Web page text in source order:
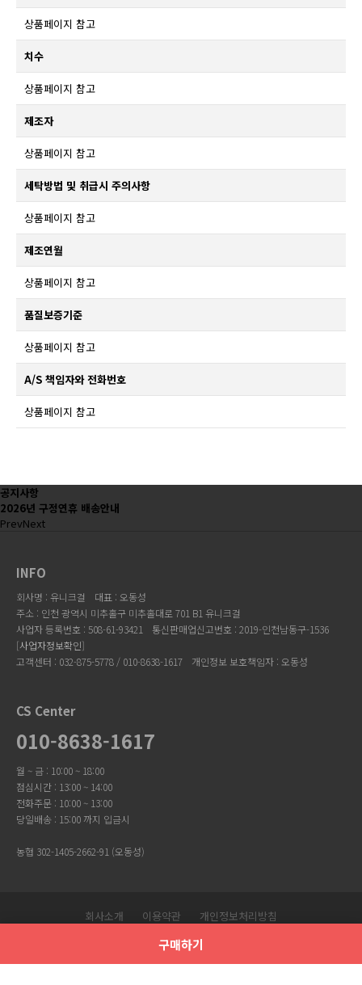
구매하기
상품페이지 참고
치수
상품페이지 참고
제조자
상품페이지 참고
세탁방법 및 취급시 주의사항
상품페이지 참고
제조연월
상품페이지 참고
품질보증기준
상품페이지 참고
A/S 책임자와 전화번호
상품페이지 참고
공지사항
2026년 구정연휴 배송안내
PrevNext
INFO
회사명 : 유니크걸
대표 : 오동성
주소 : 인천 광역시 미추홀구 미추홀대로 701 B1 유니크걸
사업자 등록번호 : 508-61-93421
통신판매업신고번호 : 2019-인천남동구-1536
[사업자정보확인]
고객센터 : 032-875-5778 / 010-8638-1617
개인정보 보호책임자 : 오동성
CS Center
010-8638-1617
월 ~ 금 : 10:00 ~ 18:00
점심시간 : 13:00 ~ 14:00
전화주문 : 10:00 ~ 13:00
당일배송 : 15:00 까지 입금시
농협 302-1405-2662-91 (오동성)
회사소개 이용약관
개인정보처리방침
Copyright © 유니크걸. All Rights Reserved.